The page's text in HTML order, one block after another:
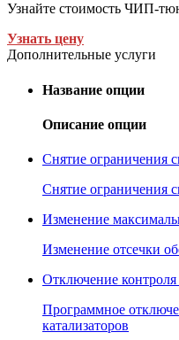
Узнайте стоимость ЧИП-
Узнать цену
Дополнительные услуги
Название опции
Описание опции
Снятие ограничения
Снятие ограничения
Изменение
Изменение отсечки
Отключение контроля
Программное
катализаторов